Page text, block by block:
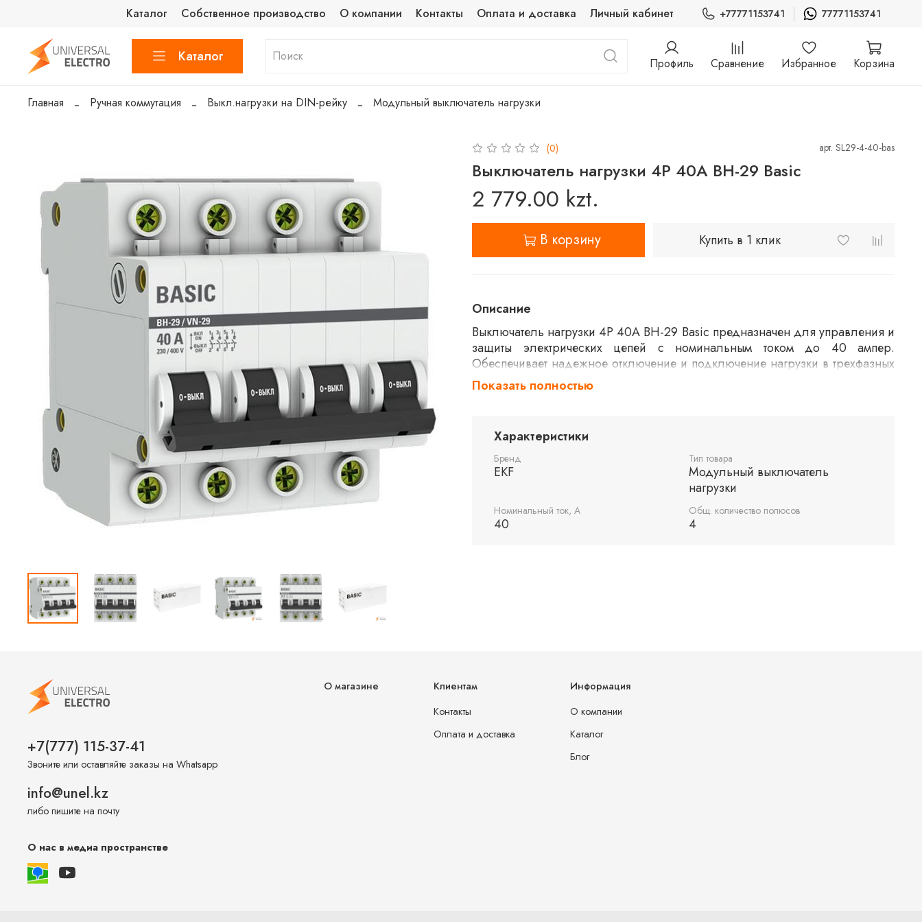
Каталог Собственное производство О компании Контакты Оплата и доставка Личный кабинет +77771153741 77771153741
Каталог Профиль Сравнение Избранное Корзина
Главная Ручная коммутация Выкл.нагрузки на DIN-рейку Модульный выключатель нагрузки
(0) арт. SL29-4-40-bas
Выключатель нагрузки 4P 40А ВН-29 Basic
2 779.00 kzt.
В корзину Купить в 1 клик
Описание
Выключатель нагрузки 4P 40А ВН-29 Basic предназначен для управления и
защиты электрических цепей с номинальным током до 40 ампер.
Обеспечивает надежное отключение и подключение нагрузки в трехфазных
системах. Устройство подходит для использования в бытовых и
промышленных установках, обеспечивая безопасность и долговечность
Показать полностью
Характеристики
Бренд
EKF
Тип товара
Модульный выключатель
нагрузки
Номинальный ток, А
40
Общ. количество полюсов
4
О магазине
Клиентам
Контакты
Оплата и доставка
Информация
О компании
Каталог
Блог
+7(777) 115-37-41
Звоните или оставляйте заказы на Whatsapp
info@unel.kz
либо пишите на почту
О нас в медиа пространстве